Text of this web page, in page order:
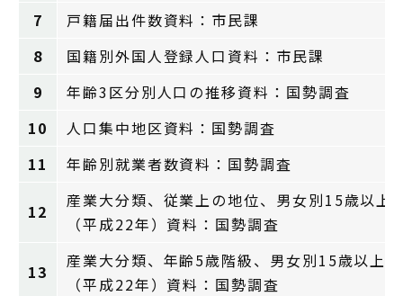
7
戸籍届出件数資料：市民課
8
国籍別外国人登録人口資料：市民課
9
年齢3区分別人口の推移資料：国勢調査
10
人口集中地区資料：国勢調査
11
年齢別就業者数資料：国勢調査
12
産業大分類、従業上の地位、男女別15歳以上
（平成22年）資料：国勢調査
13
産業大分類、年齢5歳階級、男女別15歳以上
（平成22年）資料：国勢調査